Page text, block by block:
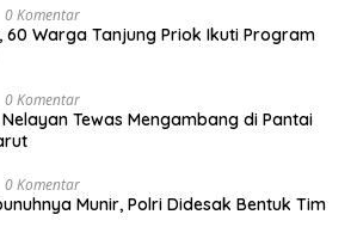
0 Komentar
60 Warga Tanjung Priok Ikuti Program
0 Komentar
Nelayan Tewas Mengambang di Pantai
0 Komentar
Munir, Polri Didesak Bentuk Tim